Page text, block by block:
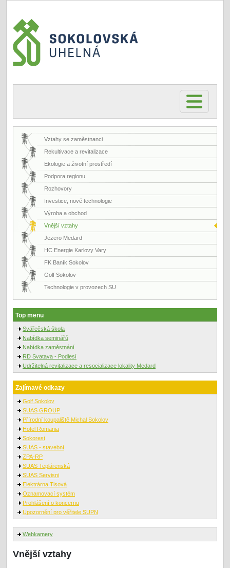
Vztahy se zaměstnanci
Rekultivace a revitalizace
Ekologie a životní prostředí
Podpora regionu
Rozhovory
Investice, nové technologie
Výroba a obchod
Vnější vztahy
Jezero Medard
HC Energie Karlovy Vary
FK Baník Sokolov
Golf Sokolov
Technologie v provozech SU
Top menu
Svářečská škola
Nabídka seminářů
Nabídka zaměstnání
RD Svatava - Podlesí
Udržitelná revitalizace a resocializace lokality Medard
Zajímavé odkazy
Golf Sokolov
SUAS GROUP
Přírodní koupaliště Michal Sokolov
Hotel Romania
Sokorest
SUAS - stavební
ZPA-RP
SUAS Teplárenská
SUAS Servisni
Elektrárna Tisová
Oznamovací systém
Prohlášení o koncernu
Upozornění pro věřitele SUPN
Webkamery
Vnější vztahy